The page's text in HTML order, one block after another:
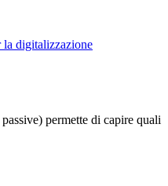
digitalizzazione
permette di capire quali